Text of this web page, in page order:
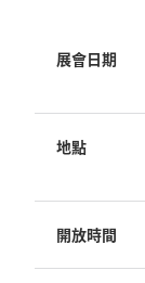
展會日期
地點
開放時間